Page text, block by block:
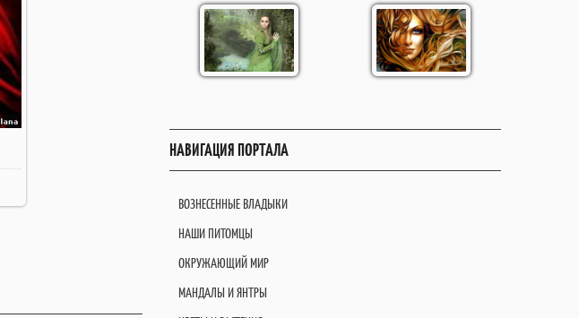
НАВИГАЦИЯ ПОРТАЛА
ВОЗНЕСЕННЫЕ ВЛАДЫКИ
НАШИ ПИТОМЦЫ
ОКРУЖАЮЩИЙ МИР
МАНДАЛЫ И ЯНТРЫ